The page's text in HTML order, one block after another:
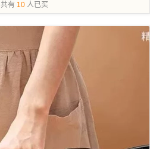
共有 10 人已买